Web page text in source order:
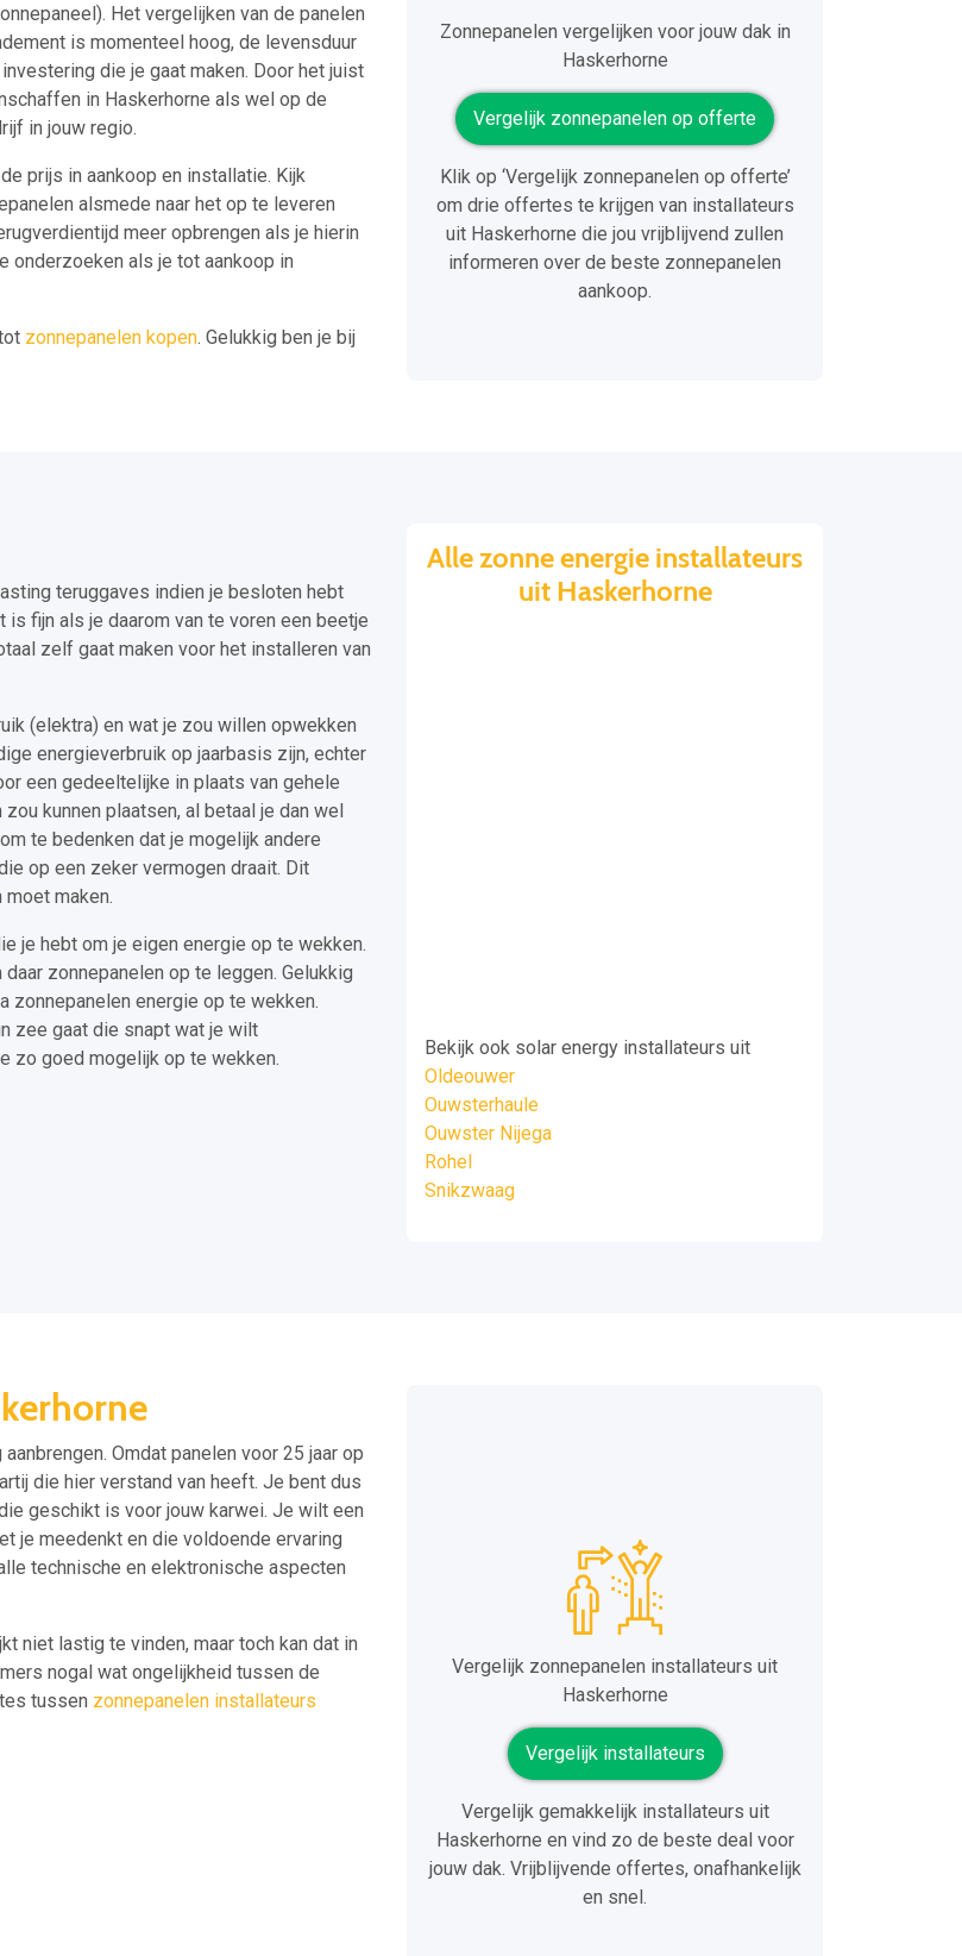
Het vergelijken van de panelen
is momenteel hoog, de levensduur
die je gaat maken. Door het juist
in Haskerhorne als wel op de
in jouw regio.
prijs in aankoop en installatie. Kijk
alsmede naar het op te leveren
meer opbrengen als je hierin
onderzoeken als je tot aankoop in
zonnepanelen kopen. Gelukkig ben je bij
Zonnepanelen vergelijken voor jouw dak in
Haskerhorne
Vergelijk zonnepanelen op offerte
Klik op ‘Vergelijk zonnepanelen op offerte’
om drie offertes te krijgen van installateurs
uit Haskerhorne die jou vrijblijvend zullen
informeren over de beste zonnepanelen
aankoop.
teruggaves indien je besloten hebt
fijn als je daarom van te voren een beetje
zelf gaat maken voor het installeren van
(elektra) en wat je zou willen opwekken
energieverbruik op jaarbasis zijn, echter
een gedeeltelijke in plaats van gehele
kunnen plaatsen, al betaal je dan wel
te bedenken dat je mogelijk andere
op een zeker vermogen draait. Dit
maken.
je hebt om je eigen energie op te wekken.
zonnepanelen op te leggen. Gelukkig
zonnepanelen energie op te wekken.
zee gaat die snapt wat je wilt
zo goed mogelijk op te wekken.
Alle zonne energie installateurs
uit Haskerhorne
Bekijk ook solar energy installateurs uit
Oldeouwer
Ouwsterhaule
Ouwster Nijega
Rohel
Snikzwaag
Omdat panelen voor 25 jaar op
die hier verstand van heeft. Je bent dus
geschikt is voor jouw karwei. Je wilt een
je meedenkt en die voldoende ervaring
technische en elektronische aspecten
niet lastig te vinden, maar toch kan dat in
nogal wat ongelijkheid tussen de
tussen zonnepanelen installateurs
Vergelijk zonnepanelen installateurs uit
Haskerhorne
Vergelijk installateurs
Vergelijk gemakkelijk installateurs uit
Haskerhorne en vind zo de beste deal voor
jouw dak. Vrijblijvende offertes, onafhankelijk
en snel.